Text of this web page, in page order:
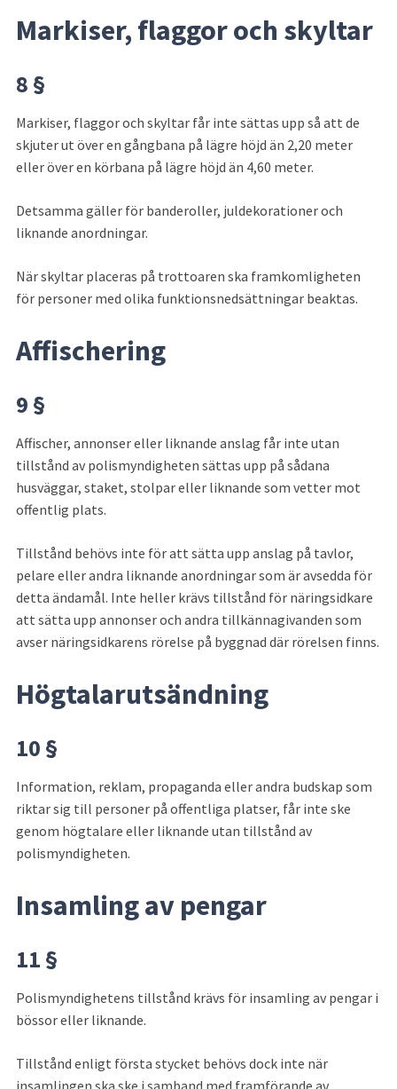
Markiser, flaggor och skyltar
8 §
Markiser, flaggor och skyltar får inte sättas upp så att de
skjuter ut över en gångbana på lägre höjd än 2,20 meter
eller över en körbana på lägre höjd än 4,60 meter.
Detsamma gäller för banderoller, juldekorationer och
liknande anord­ningar.
När skyltar placeras på trottoaren ska framkomligheten
för personer med olika funktionsnedsättningar beaktas.
Affischering
9 §
Affischer, annonser eller liknande anslag får inte utan
tillstånd av polis­myndigheten sättas upp på sådana
husväggar, staket, stolpar eller liknande som vetter mot
offentlig plats.
Tillstånd behövs inte för att sätta upp anslag på tavlor,
pelare eller andra liknande anordningar som är avsedda för
detta ändamål. Inte heller krävs tillstånd för näringsidkare
att sätta upp annonser och andra tillkännagivanden som
avser näringsidkarens rörelse på byggnad där rörelsen finns.
Högtalarutsändning
10 §
Information, reklam, propaganda eller andra budskap som
riktar sig till personer på offentliga platser, får inte ske
genom högtalare eller liknande utan tillstånd av
polismyndigheten.
Insamling av pengar
11 §
Polismyndighetens tillstånd krävs för insamling av pengar i
bössor eller liknande.
Tillstånd enligt första stycket behövs dock inte när
insamlingen ska ske i samband med framförande av